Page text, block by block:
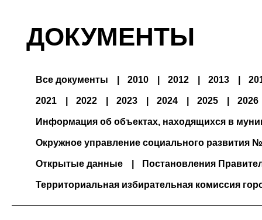
ДОКУМЕНТЫ
Все документы 2010 2012 2013
2021 2022 2023 2024 2025 2026
Информация об объектах, находящихся в
Окружное управление социального развития
Открытые данные Постановления
Территориальная избирательная комиссия